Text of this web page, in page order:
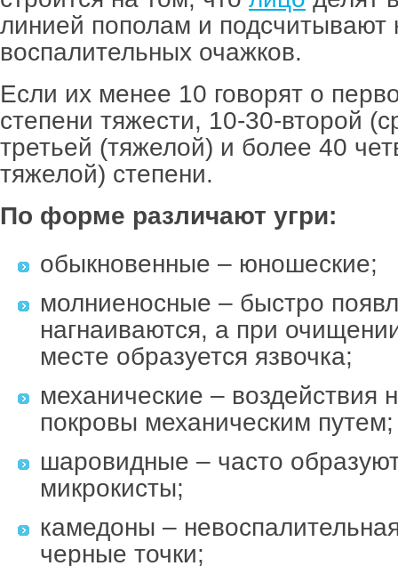
линией пополам и подсчитывают
воспалительных очажков.
Если их менее 10 говорят о
степени тяжести, 10-30-второй
третьей (тяжелой) и более 40
тяжелой) степени.
По форме различают угри:
обыкновенные – юношеские;
молниеносные – быстро
нагнаиваются, а при
месте образуется язвочка;
механические – воздействия
покровы механическим путем;
шаровидные – часто
микрокисты;
камедоны –
черные точки;